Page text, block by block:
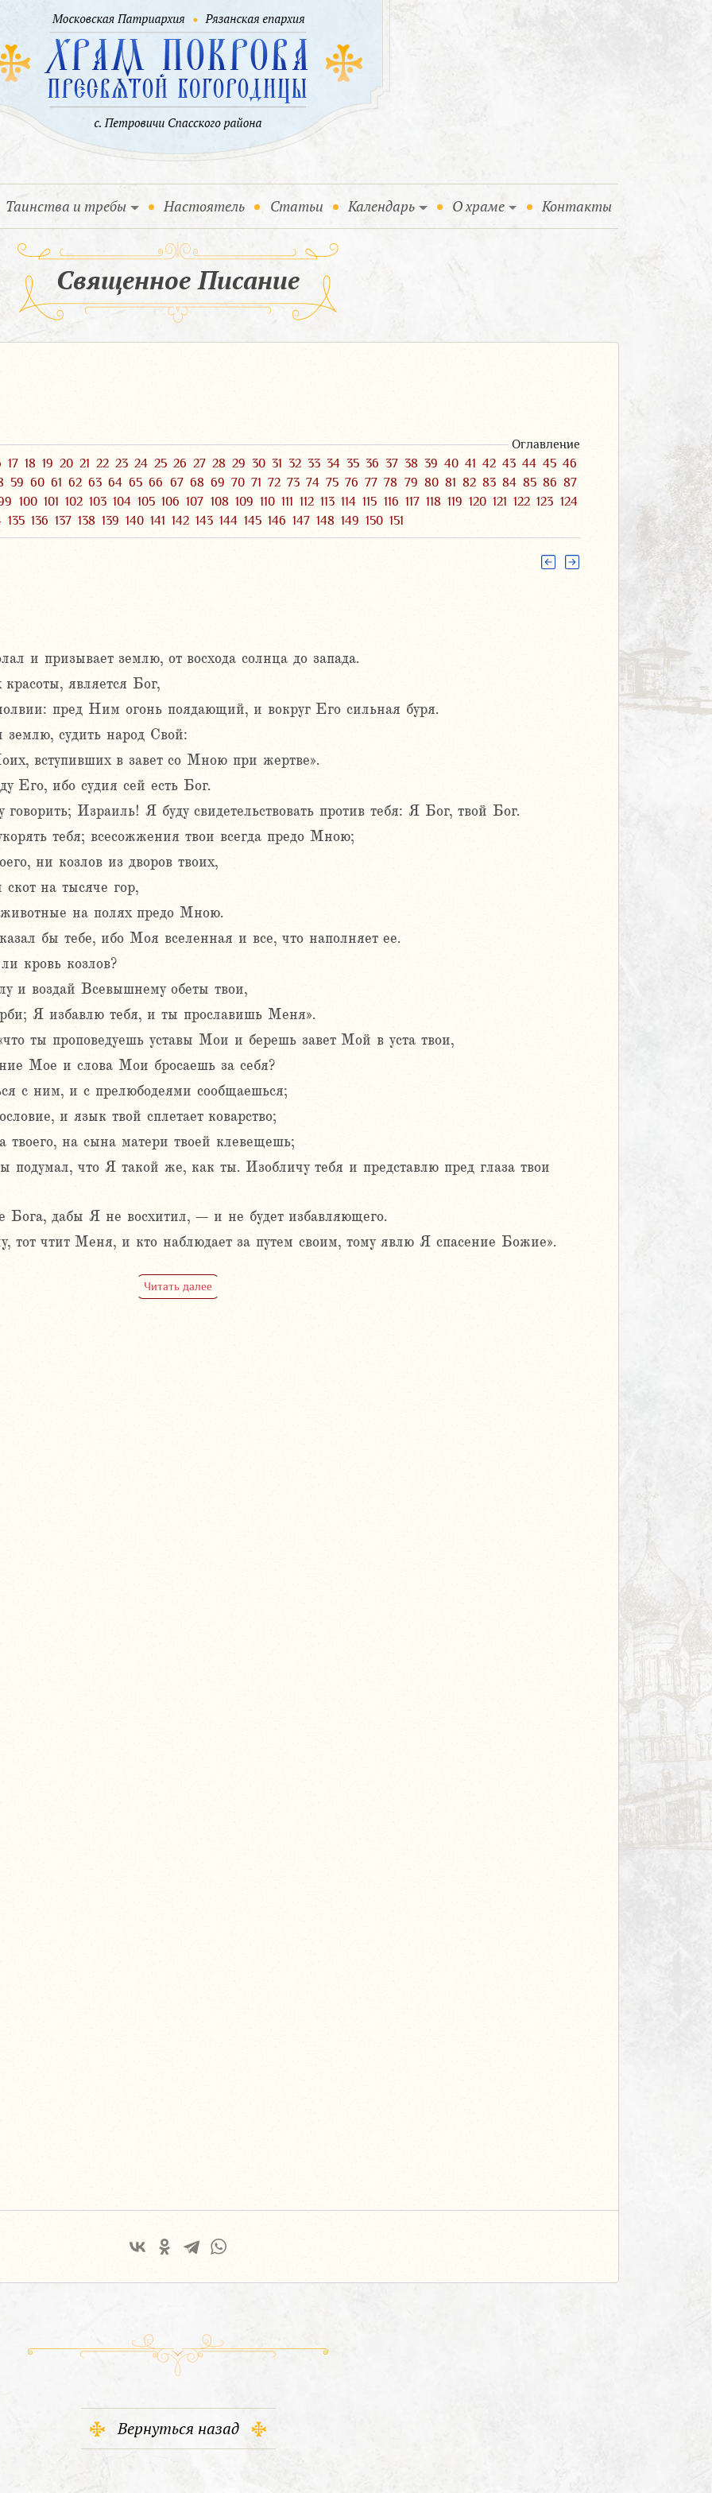
Таинства и требы Настоятель Статьи Календарь О храме Контакты
Священное Писание
Оглавление
17 18 19 20 21 22 23 24 25 26 27 28 29 30 31 32 33 34 35 36 37 38 39 40 41 42 43 44 45 46
59 60 61 62 63 64 65 66 67 68 69 70 71 72 73 74 75 76 77 78 79 80 81 82 83 84 85 86 87
100 101 102 103 104 105 106 107 108 109 110 111 112 113 114 115 116 117 118 119 120 121 122 123 124
135 136 137 138 139 140 141 142 143 144 145 146 147 148 149 150 151
и призывает землю, от восхода солнца до запада.
является Бог,
пред Ним огонь поядающий, и вокруг Его сильная буря.
судить народ Свой:
вступивших в завет со Мною при жертве».
Его, ибо судия сей есть Бог.
Израиль! Я буду свидетельствовать против тебя: Я Бог, твой Бог.
тебя; всесожжения твои всегда предо Мною;
ни козлов из дворов твоих,
на тысяче гор,
на полях предо Мною.
бы тебе, ибо Моя вселенная и все, что наполняет ее.
кровь козлов?
и воздай Всевышнему обеты твои,
Я избавлю тебя, и ты прославишь Меня».
ты проповедуешь уставы Мои и берешь завет Мой в уста твои,
Мое и слова Мои бросаешь за себя?
с ним, и с прелюбодеями сообщаешься;
и язык твой сплетает коварство;
твоего, на сына матери твоей клевещешь;
подумал, что Я такой же, как ты. Изобличу тебя и представлю пред глаза твои
Бога, дабы Я не восхитил, – и не будет избавляющего.
тот чтит Меня, и кто наблюдает за путем своим, тому явлю Я спасение Божие».
Читать далее
Вернуться назад